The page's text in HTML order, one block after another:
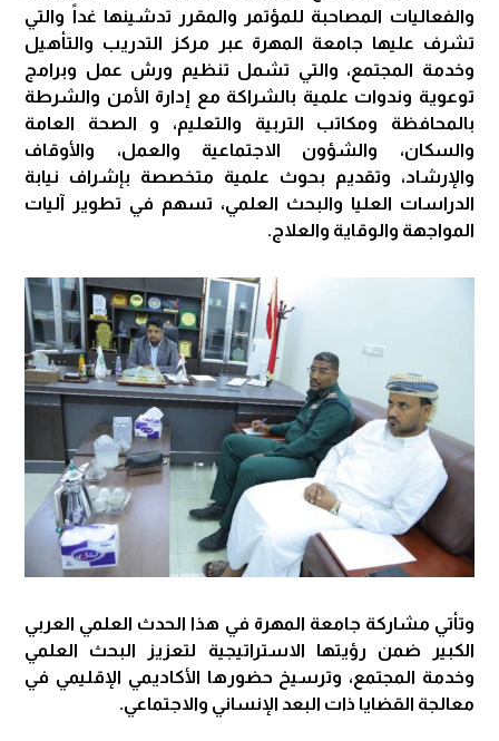
والفعاليات المصاحبة للمؤتمر والمقرر تدشينها غداً والتي
تشرف عليها جامعة المهرة عبر مركز التدريب والتأهيل
وخدمة المجتمع، والتي تشمل تنظيم ورش عمل وبرامج
توعوية وندوات علمية بالشراكة مع إدارة الأمن والشرطة
بالمحافظة ومكاتب التربية والتعليم، و الصحة العامة
والسكان، والشؤون الاجتماعية والعمل، والأوقاف
والإرشاد، وتقديم بحوث علمية متخصصة بإشراف نيابة
الدراسات العليا والبحث العلمي، تسهم في تطوير آليات
المواجهة والوقاية والعلاج.
وتأتي مشاركة جامعة المهرة في هذا الحدث العلمي العربي
الكبير ضمن رؤيتها الاستراتيجية لتعزيز البحث العلمي
وخدمة المجتمع، وترسيخ حضورها الأكاديمي الإقليمي في
معالجة القضايا ذات البعد الإنساني والاجتماعي.